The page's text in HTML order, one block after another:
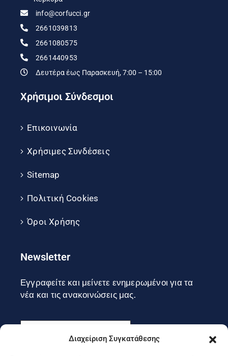
Διαχείριση Συγκατάθεσης
info@corfucci.gr
2661039813
2661080575
2661440953
Δευτέρα έως Παρασκευή, 7:00 – 15:00
Χρήσιμοι Σύνδεσμοι
Επικοινωνία
Χρήσιμες Συνδέσεις
Sitemap
Πολιτική Cookies
Όροι Χρήσης
Newsletter
Εγγραφείτε και μείνετε ενημερωμένοι για τα
νέα και τις ανακοινώσεις μας.